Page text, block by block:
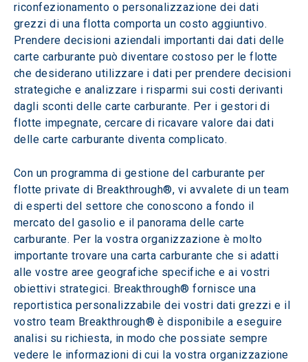
riconfezionamento o personalizzazione dei dati
grezzi di una flotta comporta un costo aggiuntivo.
Prendere decisioni aziendali importanti dai dati delle
carte carburante può diventare costoso per le flotte
che desiderano utilizzare i dati per prendere decisioni
strategiche e analizzare i risparmi sui costi derivanti
dagli sconti delle carte carburante. Per i gestori di
flotte impegnate, cercare di ricavare valore dai dati
delle carte carburante diventa complicato.
Con un programma di gestione del carburante per
flotte private di Breakthrough®, vi avvalete di un team
di esperti del settore che conoscono a fondo il
mercato del gasolio e il panorama delle carte
carburante. Per la vostra organizzazione è molto
importante trovare una carta carburante che si adatti
alle vostre aree geografiche specifiche e ai vostri
obiettivi strategici. Breakthrough® fornisce una
reportistica personalizzabile dei vostri dati grezzi e il
vostro team Breakthrough® è disponibile a eseguire
analisi su richiesta, in modo che possiate sempre
vedere le informazioni di cui la vostra organizzazione